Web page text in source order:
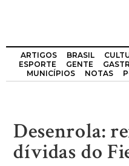
ARTIGOS BRASIL
ESPORTE
GENTE
MUNICÍPIOS
NOTAS
Desenrola:
dívidas do